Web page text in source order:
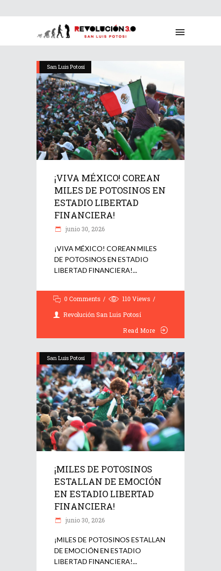
San Luis Potosí
¡VIVA MÉXICO! COREAN
MILES DE POTOSINOS EN
ESTADIO LIBERTAD
FINANCIERA!
junio 30, 2026
¡VIVA MÉXICO! COREAN MILES
DE POTOSINOS EN ESTADIO
LIBERTAD FINANCIERA!
0 Comments 110 Views
Revolución San Luis Potosí
Read More
San Luis Potosí
¡MILES DE POTOSINOS
ESTALLAN DE EMOCIÓN
EN ESTADIO LIBERTAD
FINANCIERA!
junio 30, 2026
¡MILES DE POTOSINOS ESTALLAN
DE EMOCIÓN EN ESTADIO
LIBERTAD FINANCIERA!